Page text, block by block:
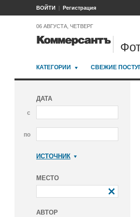
ВОЙТИ Регистрация
06 АВГУСТА, ЧЕТВЕРГ
КАТЕГОРИИ СВЕЖИЕ
ДАТА
с
по
ИСТОЧНИК
МЕСТО
АВТОР